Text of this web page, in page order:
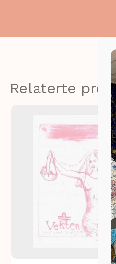
Relaterte